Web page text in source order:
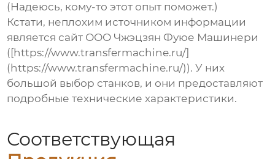
(Надеюсь, кому-то этот опыт поможет.)
Кстати, неплохим источником информации
является сайт ООО Чжэцзян Фуюе Машинери
([https://www.transfermachine.ru/]
(https://www.transfermachine.ru/)). У них
большой выбор станков, и они предоставляют
подробные технические характеристики.
Соответствующая